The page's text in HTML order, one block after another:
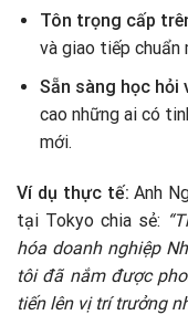
Tôn trọng cấp
và giao tiếp chuẩn
Sẵn sàng học hỏi
cao những ai có
mới.
Ví dụ thực tế: Anh
tại Tokyo chia sẻ:
hóa doanh nghiệp
tôi đã nắm được
tiến lên vị trí trưởng